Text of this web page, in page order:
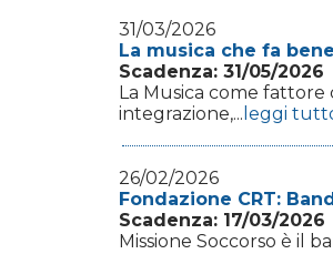
31/03/2026
La musica che fa
Scadenza: 31/05/2026
La Musica come
integrazione,... leggi
26/02/2026
Fondazione CRT:
Scadenza: 17/03/2026
Missione Soccorso è il